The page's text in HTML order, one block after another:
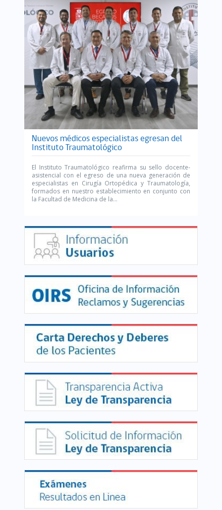
Nuevos médicos especialistas egresan del
Instituto Traumatológico
El Instituto Traumatológico reafirma su sello docente-
asistencial con el egreso de una nueva generación de
especialistas en Cirugía Ortopédica y Traumatología,
formados en nuestro establecimiento en conjunto con
la Facultad de Medicina de la...